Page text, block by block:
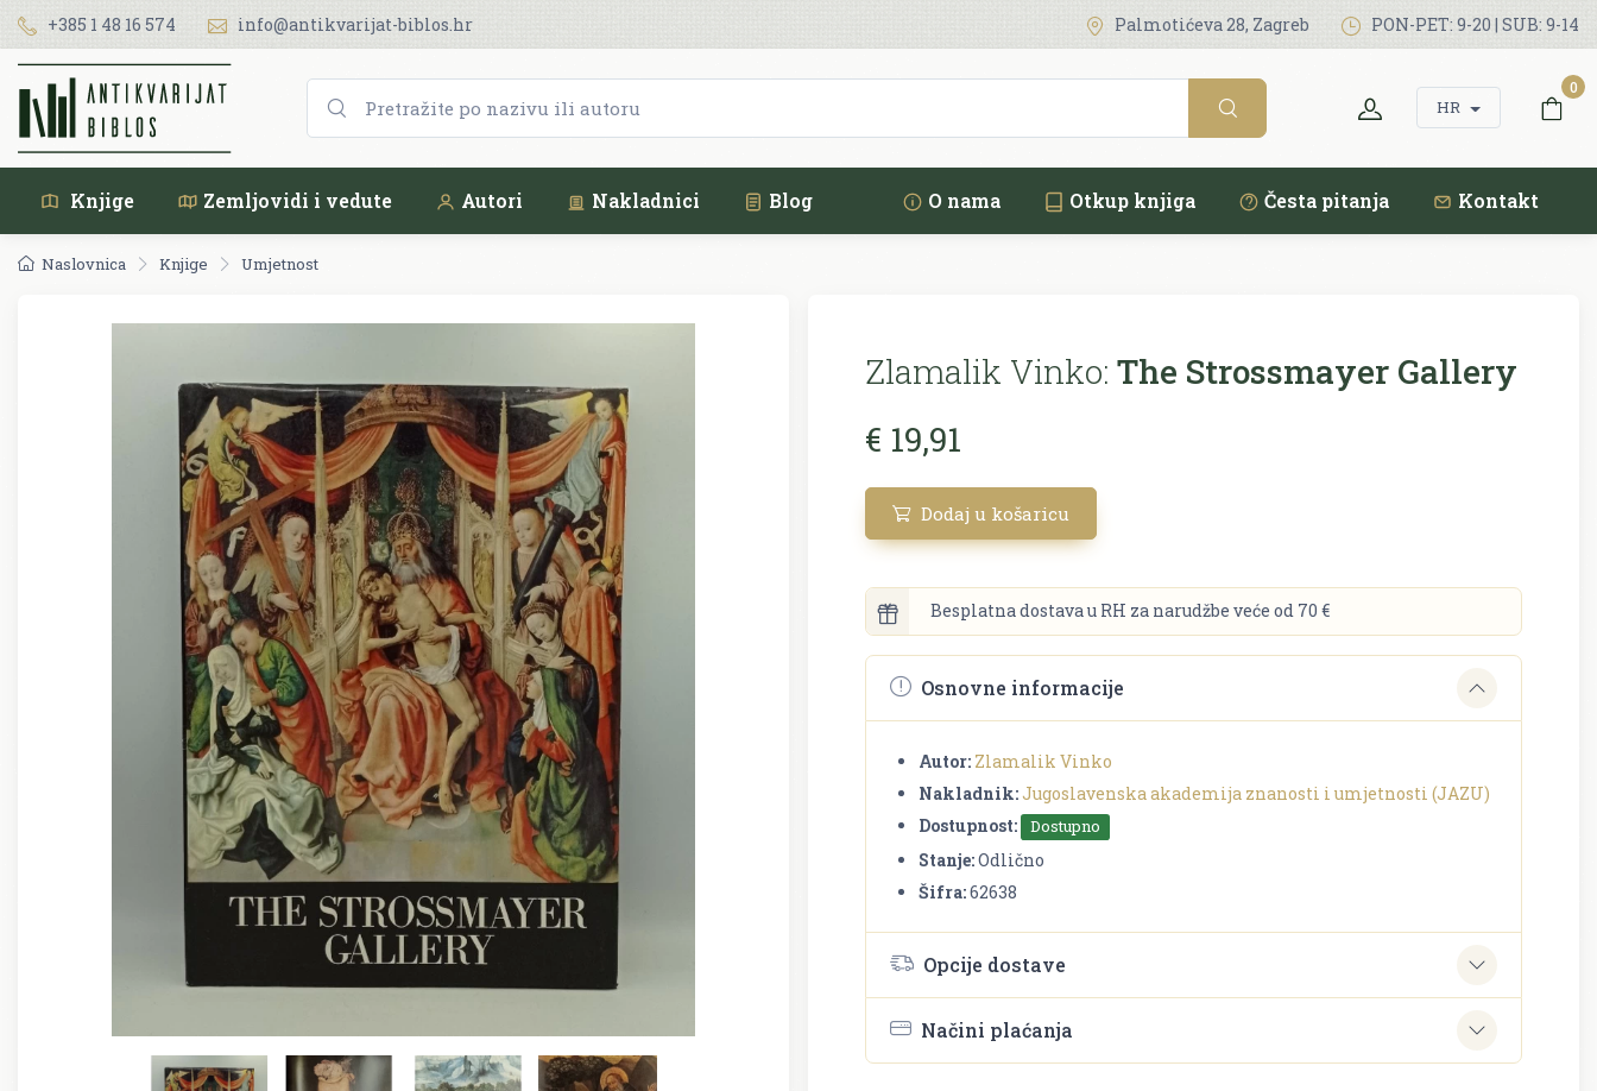
+385 1 48 16 574 info@antikvarijat-biblos.hr Palmotićeva 28, Zagreb PON-PET: 9-20 | SUB: 9-14
HR
0
Knjige Zemljovidi i vedute Autori Nakladnici Blog O nama Otkup knjiga Česta pitanja Kontakt
Naslovnica Knjige Umjetnost
Zlamalik Vinko: The Strossmayer Gallery
€ 19,91
Dodaj u košaricu
Besplatna dostava u RH za narudžbe veće od 70 €
Osnovne informacije
Autor: Zlamalik Vinko
Nakladnik:Jugoslavenska akademija znanosti i umjetnosti (JAZU)
Dostupnost:
Dostupno
Stanje:Odlično
Šifra:62638
Opcije dostave
Načini plaćanja